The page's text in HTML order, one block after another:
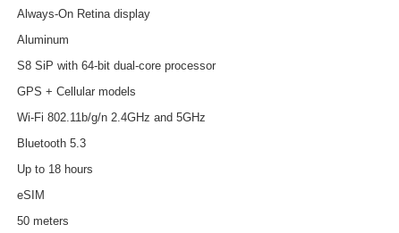
Always-On Retina display
Aluminum
S8 SiP with 64-bit dual-core processor
GPS + Cellular models
Wi-Fi 802.11b/g/n 2.4GHz and 5GHz
Bluetooth 5.3
Up to 18 hours
eSIM
50 meters